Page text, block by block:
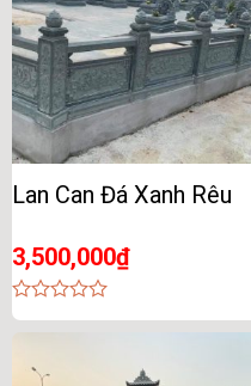
Lan Can Đá Xanh Rêu
3,500,000₫
0